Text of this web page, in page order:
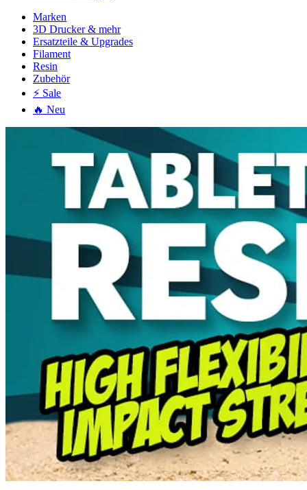
Marken
3D Drucker & mehr
Ersatzteile & Upgrades
Filament
Resin
Zubehör
⚡ Sale
🔥 Neu